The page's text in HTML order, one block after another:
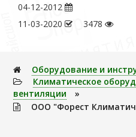
04-12-2012
11-03-2020
3478
Оборудование и
Климатическое
вентиляции
»
ООО "Форест